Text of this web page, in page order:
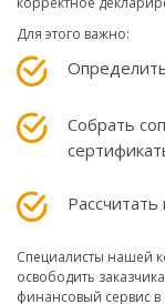
Для этого важно:
Собрать
Специалисты нашей
освободить
финансовый сервис в